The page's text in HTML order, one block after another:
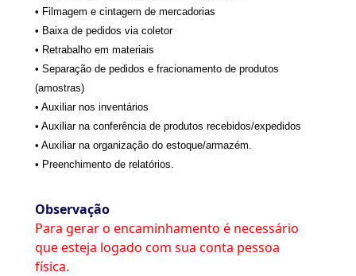
• Filmagem e cintagem de mercadorias
• Baixa de pedidos via coletor
• Retrabalho em materiais
• Separação de pedidos e fracionamento de produtos
(amostras)
• Auxiliar nos inventários
• Auxiliar na conferência de produtos recebidos/expedidos
• Auxiliar na organização do estoque/armazém.
• Preenchimento de relatórios.
Observação
Para gerar o encaminhamento é necessário
que esteja logado com sua conta pessoa
física.